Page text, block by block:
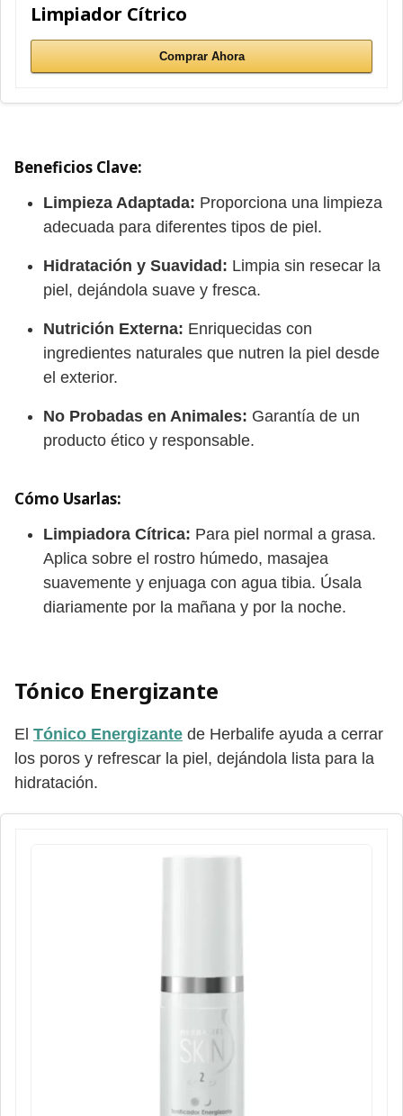
Limpiador Cítrico
Comprar Ahora
Beneficios Clave:
Limpieza Adaptada: Proporciona una limpieza
adecuada para diferentes tipos de piel.
Hidratación y Suavidad: Limpia sin resecar la
piel, dejándola suave y fresca.
Nutrición Externa: Enriquecidas con
ingredientes naturales que nutren la piel desde
el exterior.
No Probadas en Animales: Garantía de un
producto ético y responsable.
Cómo Usarlas:
Limpiadora Cítrica: Para piel normal a grasa.
Aplica sobre el rostro húmedo, masajea
suavemente y enjuaga con agua tibia. Úsala
diariamente por la mañana y por la noche.
Tónico Energizante
El Tónico Energizante de Herbalife ayuda a cerrar
los poros y refrescar la piel, dejándola lista para la
hidratación.